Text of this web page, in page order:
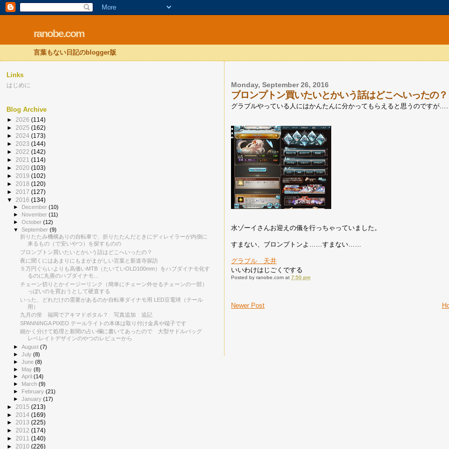
ranobe.com
言葉もない日記のblogger版
Monday, September 26, 2016
ブロンプトン買いたいとかいう話はどこへいったの？
グラブルやっている人にはかんたんに分かってもらえると思うのですが
水ゾーイさんお迎えの儀を行っちゃっていました。
すまない、ブロンプトンよ……すまない……
グラブル 天井
いいわけはじごくでする
Posted byranobe.com at7:50 pm
Newer Post
Links
はじめに
Blog Archive
► 2026 (114)
► 2025 (162)
► 2024 (173)
► 2023 (144)
► 2022 (142)
► 2021 (114)
► 2020 (103)
► 2019 (102)
► 2018 (120)
► 2017 (127)
▼ 2016 (134)
► December(10)
► November(11)
►October(12)
▼September(9)
折りたたみ機構ありの自転車で、折りたたんだときにディレイラーが内側に
来るもの（で安いやつ）を探すものの
ブロンプトン買いたいとかいう話はどこへいったの？
夜に聞くにはあまりにもまがまがしい言葉と新道寺探訪
５万円ぐらいよりも高価いMTB（たいていOLD100mm）をハブダイナモ化す
るのに丸善のハブダイナモ...
チェーン切りとかイージーリンク（簡単にチェーン外せるチェーンの一部）
っぽいのを買おうとして硬直する
いった、どれだけの需要があるのか自転車ダイナモ用 LED豆電球（テール
用）
九月の蛍 福岡でアキマドボタル？ 写真追加 追記
SPANNINGA PIXEO テールライトの本体は取り付け金具や端子です
細かく分けて処理と新聞の占い欄に書いてあったので 大型サドルバッグ
レベレイトデザインのやつのレビューから
►August(7)
►July(8)
►June(8)
► May(8)
►April(14)
► March(9)
► February(21)
►January(17)
► 2015 (213)
► 2014 (169)
► 2013 (225)
► 2012 (174)
► 2011 (140)
► 2010 (226)